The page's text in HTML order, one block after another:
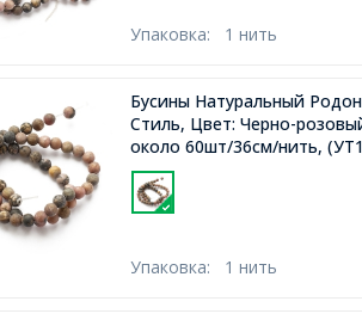
Упаковка: 1 нить
Бусины Натуральный
Стиль, Цвет: Черно-
около 60шт/36см/нить,
Упаковка: 1 нить